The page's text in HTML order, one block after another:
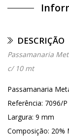
DESCRIÇÃO
Passamanaria
c/ 10 mt
Passamanaria
Referência: 7096/P
Largura: 9 mm
Composição: 20%